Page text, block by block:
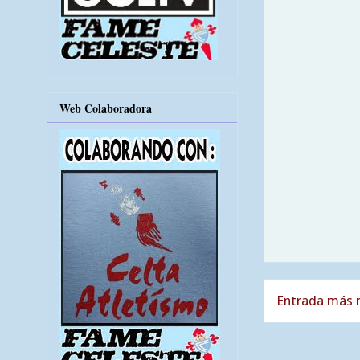
Entrada más
Web Colaboradora